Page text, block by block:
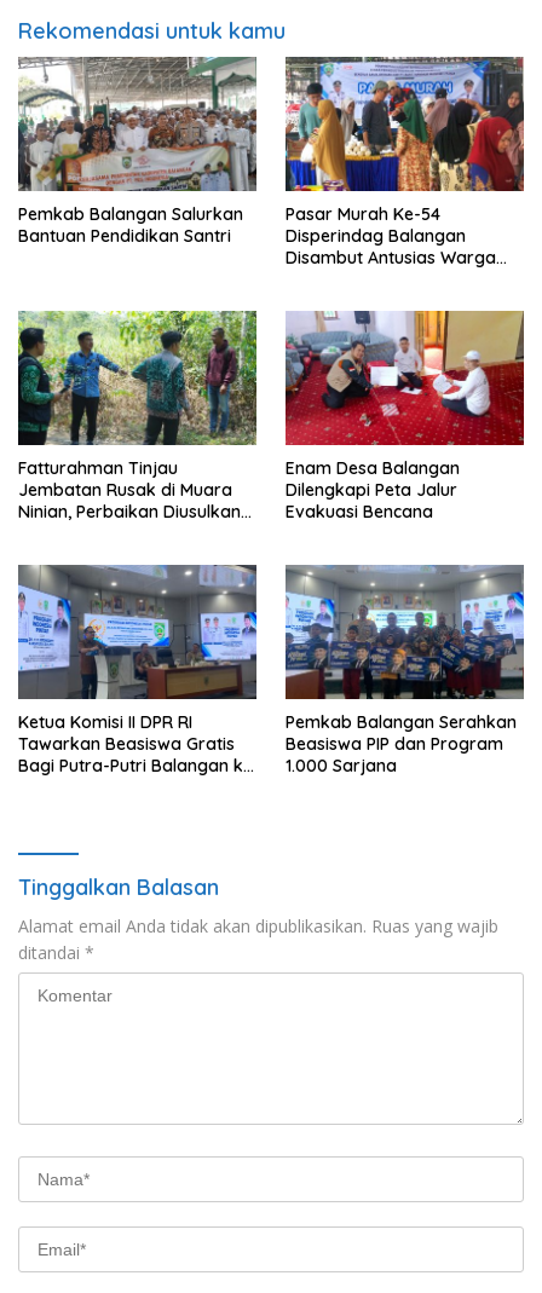
Rekomendasi untuk kamu
Pemkab Balangan Salurkan
Bantuan Pendidikan Santri
Pasar Murah Ke-54
Disperindag Balangan
Disambut Antusias Warga
Fatturahman Tinjau
Jembatan Rusak di Muara
Ninian, Perbaikan Diusulkan
Enam Desa Balangan
Dilengkapi Peta Jalur
Evakuasi Bencana
Ketua Komisi II DPR RI
Tawarkan Beasiswa Gratis
Bagi Putra-Putri Balangan ke
Pemkab Balangan Serahkan
Beasiswa PIP dan Program
1.000 Sarjana
Tinggalkan Balasan
Alamat email Anda tidak akan dipublikasikan. Ruas yang wajib
ditandai *